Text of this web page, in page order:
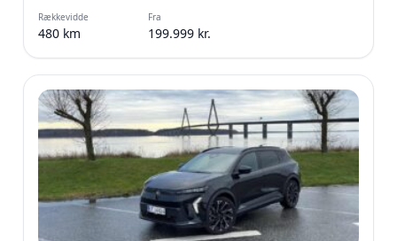
Rækkevidde
480 km
Fra
199.999 kr.